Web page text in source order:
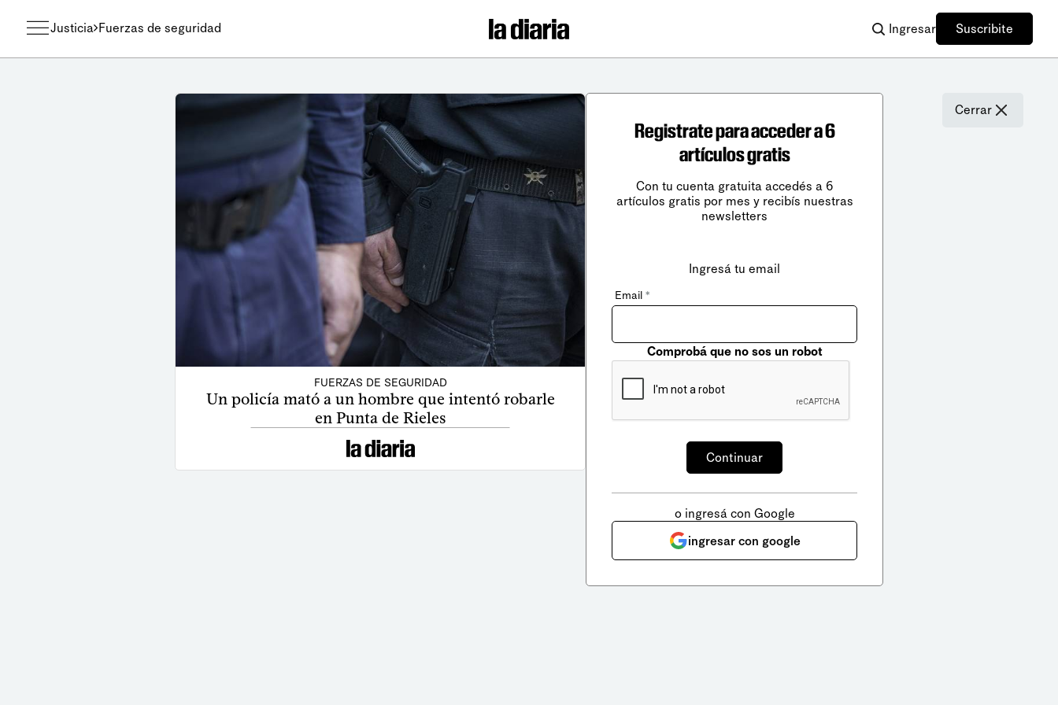
Justicia Fuerzas de seguridad Ingresar Suscribite
FUERZAS DE SEGURIDAD
Un policía mató a un hombre que intentó robarle
en Punta de Rieles
Cerrar
Registrate para acceder a 6
artículos gratis
Con tu cuenta gratuita accedés a 6
artículos gratis por mes y recibís nuestras
newsletters
Ingresá tu email
Email *
Comprobá que no sos un robot
o ingresá con Google
ingresar con google